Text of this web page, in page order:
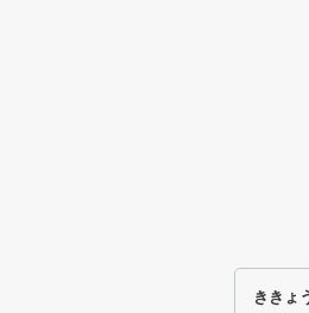
ききょ